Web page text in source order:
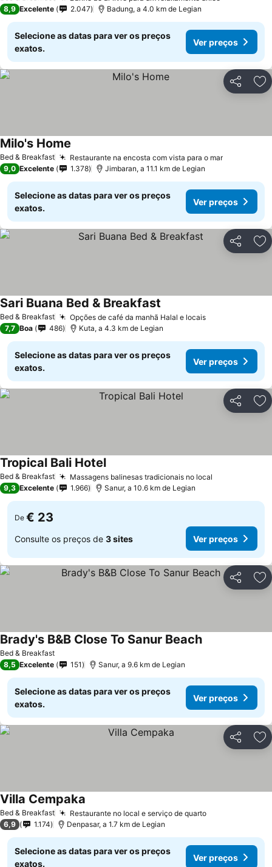
8,9 Excelente 2.047 Badung, a 4.0 km de Legian
Selecione as datas para ver os preços
exatos.
Ver preços
Partilhar
Bed & Breakfast Restaurante na encosta com vista para o marVer preços
Milo's Home
9,0 Excelente 1.378 Jimbaran, a 11.1 km de Legian
Selecione as datas para ver os preços
exatos.
Ver preços
Partilhar
Bed & Breakfast Opções de café da manhã Halal e locaisVer preços
Sari Buana Bed & Breakfast
7,7 Boa 486 Kuta, a 4.3 km de Legian
Selecione as datas para ver os preços
exatos.
Ver preços
Partilhar
Bed & Breakfast Massagens balinesas tradicionais no local
Tropical Bali HotelVer preços
9,3 Excelente 1.966 Sanur, a 10.6 km de Legian
De € 23
Consulte os preços de 3 sites Ver preços
Partilhar
Bed & Breakfast
Brady's B&B Close To Sanur BeachVer preços
8,5 Excelente 151 Sanur, a 9.6 km de Legian
Selecione as datas para ver os preços
exatos.
Ver preços
Partilhar
Bed & Breakfast Restaurante no local e serviço de quartoVer preços
Villa Cempaka
6,9 1.174 Denpasar, a 1.7 km de Legian
Selecione as datas para ver os preços
exatos.
Ver preços